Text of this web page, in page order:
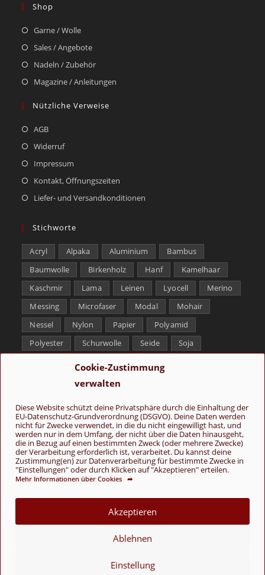
Cookie-Zustimmung
verwalten
Diese Website schützt deine Privatsphäre durch die Einhaltung der
EU-Datenschutz-Grundverordnung (DSGVO). Deine Daten werden
nicht für Zwecke verwendet, in die du nicht eingewilligt hast, und
werden nur in dem Umfang, der nicht über die Daten hinausgeht,
die in Bezug auf einen bestimmten Zweck (oder mehrere Zwecke)
der Verarbeitung erforderlich ist, verarbeitet. Du kannst deine
Zustimmung(en) zur Datenverarbeitung für bestimmte Zwecke in
"Einstellungen" oder durch Klicken auf "Akzeptieren" erteilen.
Mehr Informationen über Cookies ➦
Akzeptieren
Ablehnen
Einstellung
Shop
Garne / Wolle
Sales / Angebote
Nadeln / Zubehör
Magazine / Anleitungen
Nützliche Verweise
AGB
Widerruf
Impressum
Kontakt, Öffnungszeiten
Liefer- und Versandkonditionen
Stichworte
Acryl Alpaka Aluminium
Bambus
Baumwolle
Birkenholz Hanf
Kamelhaar
Kaschmir
Lama Leinen Lyocell
Merino
Messing
Microfaser Modal
Mohair
Nessel
Nylon Papier
Polyamid
Polyester
Schurwolle Seide
Soja
Tencel
Yak
Folge uns
© Copyright 2026 - Wolle & Schönes
VERTRAG WIDERRUFEN